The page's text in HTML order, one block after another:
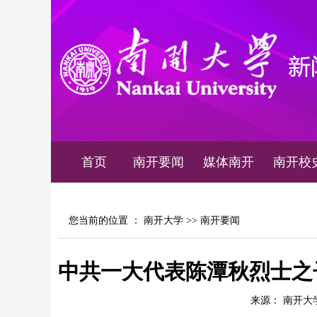
首页 南开要闻 媒体南开 南开校
您当前的位置 ： 南开大学 >> 南开要闻
中共一大代表陈潭秋烈士
来源： 南开大